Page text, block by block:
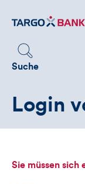
zum
Suche
Login
Sie müssen sich